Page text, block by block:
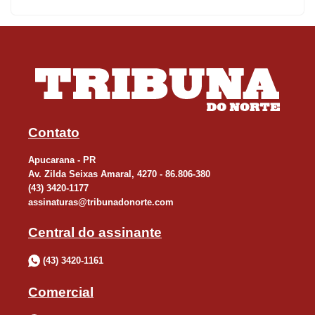
economia diversificada, mas ainda profundamente conectada à
Em relação a atividades específicas, a moda e confecção
abertas somente neste ano. Na sequência aparecem casa e
construção com 1.153 empresas ativas, seguido por saúde e
bem-estar, com 983, logística, com 940, alimentação, com 749, e
Outros segmentos relevantes incluem agroindústria, turismo e
móveis, cultura, esportes e lazer, e mídia e entretenimento.
Contato
Apucarana - PR
Av. Zilda Seixas Amaral, 4270 - 86.806-380
(43) 3420-1177
assinaturas@tribunadonorte.com
Central do assinante
(43) 3420-1161
Comercial